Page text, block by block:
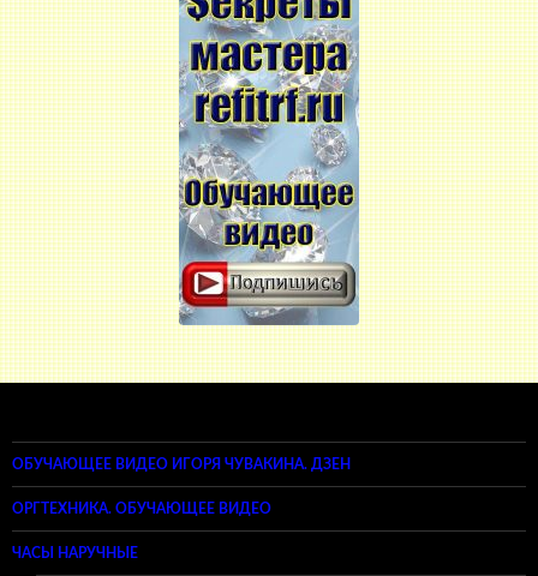
ОБУЧАЮЩЕЕ ВИДЕО ИГОРЯ ЧУВАКИНА. ДЗЕН
ОРГТЕХНИКА. ОБУЧАЮЩЕЕ ВИДЕО
ЧАСЫ НАРУЧНЫЕ